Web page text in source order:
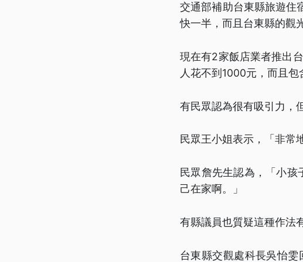
交通部補助台東縣旅遊住
快一半，而且台東縣的觀
現在有2家飯店業者推出
人花不到1000元，而且包
有民眾認為很有吸引力，
民眾王小姐表示，「非常
民眾詹先生認為，「小孩
己在家啊。」
有縣議員也質疑這種作法
台東縣交觀處科長吳怡